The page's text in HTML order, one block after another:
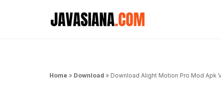
Home » Download » Download Alight Motion Pro Mod Apk